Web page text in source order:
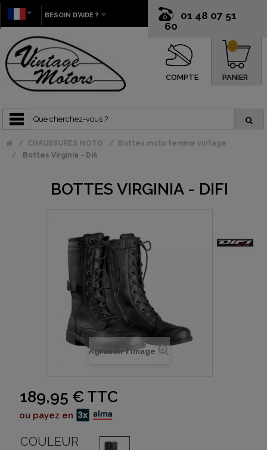
01 48 07 51
60
BESOIN D'AIDE ?
COMPTE PANIER
0
CHAUSSURES MOTO
Bottes moto femme vintage
Bottes Virginia - Difi
BOTTES VIRGINIA - DIFI
Agrandir l'image
189,95 € TTC
ou payez en
COULEUR